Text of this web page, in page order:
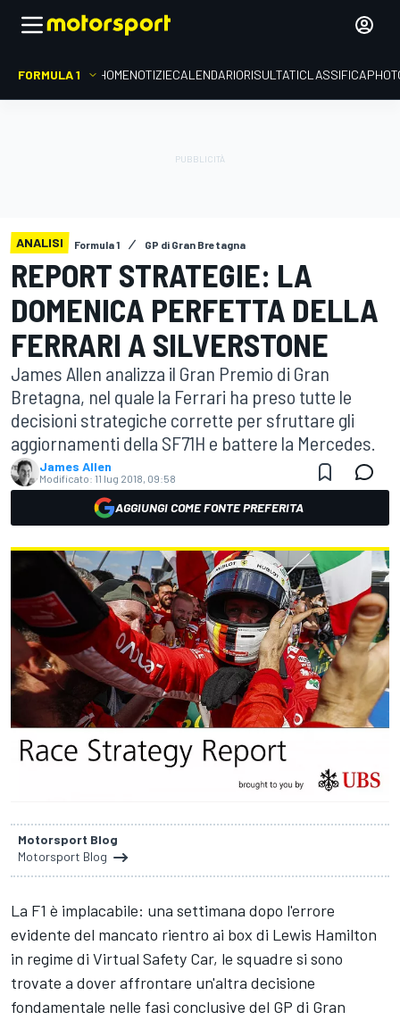
FORMULA 1 HOMENOTIZIECALENDARIORISULTATICLASSIFICA
ANALISI Formula 1 GP di Gran Bretagna
REPORT STRATEGIE: LA
DOMENICA PERFETTA DELLA
FERRARI A SILVERSTONE
James Allen analizza il Gran Premio di Gran
Bretagna, nel quale la Ferrari ha preso tutte le
decisioni strategiche corrette per sfruttare gli
aggiornamenti della SF71H e battere la Mercedes.
James Allen
Modificato: 11 lug 2018, 09:58
AGGIUNGI COME FONTE PREFERITA
Motorsport Blog
Motorsport Blog
La F1 è implacabile: una settimana dopo l'errore
evidente del mancato rientro ai box di Lewis Hamilton
in regime di Virtual Safety Car, le squadre si sono
trovate a dover affrontare un'altra decisione
fondamentale nelle fasi conclusive del GP di Gran